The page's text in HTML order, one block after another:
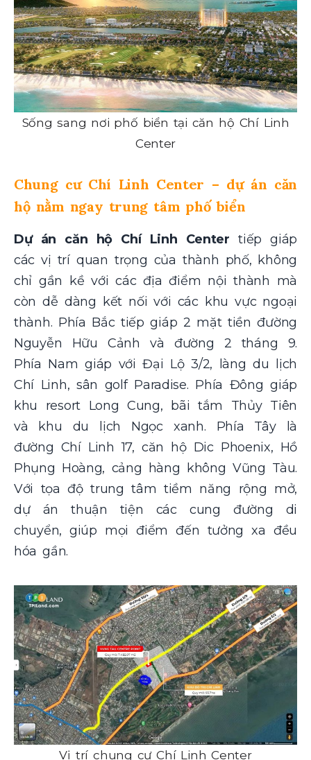
Sống sang nơi phố biển tại căn hộ Chí Linh
Center
Chung cư Chí Linh Center – dự án căn
hộ nằm ngay trung tâm phố biển
Dự án căn hộ Chí Linh Center tiếp giáp
các vị trí quan trọng của thành phố, không
chỉ gần kề với các địa điểm nội thành mà
còn dễ dàng kết nối với các khu vực ngoại
thành. Phía Bắc tiếp giáp 2 mặt tiền đường
Nguyễn Hữu Cảnh và đường 2 tháng 9.
Phía Nam giáp với Đại Lộ 3/2, làng du lịch
Chí Linh, sân golf Paradise. Phía Đông giáp
khu resort Long Cung, bãi tắm Thủy Tiên
và khu du lịch Ngọc xanh. Phía Tây là
đường Chí Linh 17, căn hộ Dic Phoenix, Hồ
Phụng Hoàng, cảng hàng không Vũng Tàu.
Với tọa độ trung tâm tiềm năng rộng mở,
dự án thuận tiện các cung đường di
chuyển, giúp mọi điểm đến tưởng xa đều
hóa gần.
Vị trí chung cư Chí Linh Center